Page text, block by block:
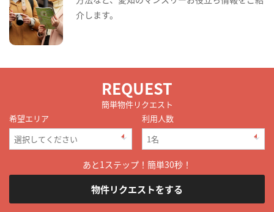
介します。
REQUEST
簡単物件リクエスト
希望エリア
利用人数
あと1ステップ！簡単30秒！
物件リクエストをする